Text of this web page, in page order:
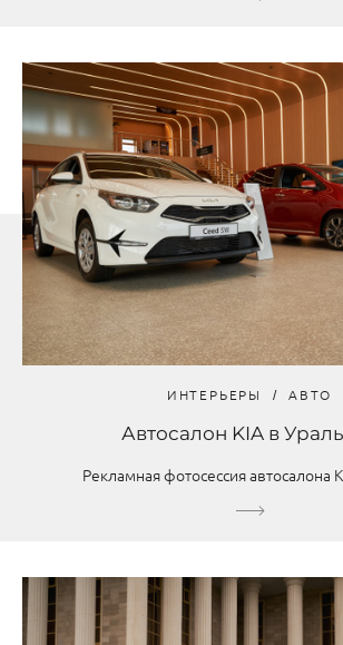
ИНТЕРЬЕРЫ АВТО
Автосалон KIA в
Рекламная фотосессия автосалона